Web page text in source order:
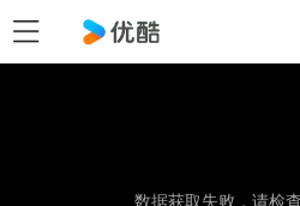
数据获取失败，请检